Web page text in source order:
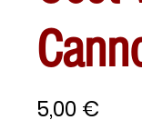
5,00 €